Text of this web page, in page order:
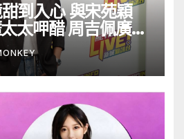
到入心 與宋苑穎
太呷醋 周吉佩廣州
Busking